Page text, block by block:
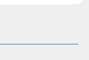
ΣΟΧ 3/2026 του